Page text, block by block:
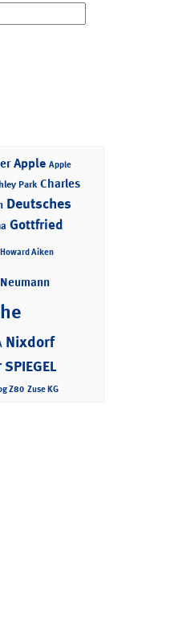
Apple Apple
Park Charles
Deutsches
Gottfried
Howard Aiken
Nixdorf
SPIEGEL
Z80 Zuse KG